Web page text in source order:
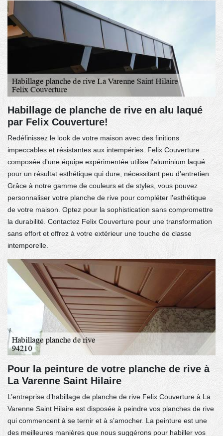
Habillage de planche de rive en alu laqué
par Felix Couverture!
Redéfinissez le look de votre maison avec des finitions
impeccables et résistantes aux intempéries. Felix Couverture
composée d'une équipe expérimentée utilise l'aluminium laqué
pour un résultat esthétique qui dure, nécessitant peu d'entretien.
Grâce à notre gamme de couleurs et de styles, vous pouvez
personnaliser votre planche de rive pour compléter l'esthétique
de votre maison. Optez pour la sophistication sans compromettre
la durabilité. Contactez Felix Couverture pour une transformation
sans effort et offrez à votre extérieur une touche de classe
intemporelle.
Pour la peinture de votre planche de rive à
La Varenne Saint Hilaire
L’entreprise d’habillage de planche de rive Felix Couverture à La
Varenne Saint Hilaire est disposée à peindre vos planches de rive
qui commencent à se ternir et à s’amocher. La peinture est une
des meilleures manières que nous suggérons pour habiller vos